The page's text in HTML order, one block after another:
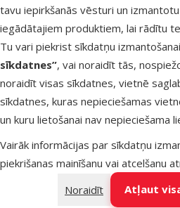
tavu iepirkšanās vēsturi un
iegādātajiem produktiem, lai rādītu
Tu vari piekrist sīkdatņu
sīkdatnes”, vai noraidīt tās,
noraidīt visas sīkdatnes, vietnē
sīkdatnes, kuras nepieciešamas
un kuru lietošanai nav nepieciešama
Vairāk informācijas par sīkdatņu
piekrišanas mainīšanu vai atcelšanu
Noraidīt
Atļaut
Filtrs
Kārtot pēc